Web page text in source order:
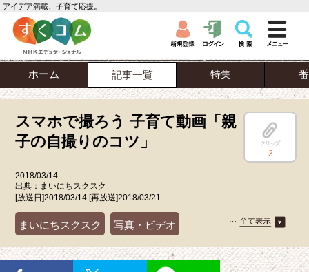
アイデア満載、子育て応援。
ホーム 記事一覧 特集
スマホで撮ろう 子育て動画「親
子の自撮りのコツ」
クリップ
3
2018/03/14
出典：まいにちスクスク
[放送日]2018/03/14 [再放送]2018/03/21
まいにちスクスク 写真・ビデオ